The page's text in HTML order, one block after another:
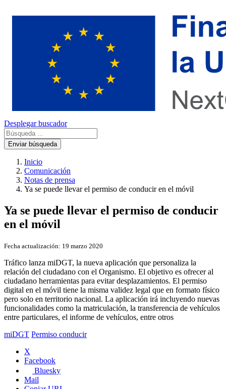
Desplegar buscador
Enviar búsqueda
Inicio
Comunicación
Notas de prensa
Ya se puede llevar el permiso de conducir en el móvil
Ya se puede llevar el permiso de conducir
en el móvil
Fecha actualización: 19 marzo 2020
Tráfico lanza miDGT, la nueva aplicación que personaliza la
relación del ciudadano con el Organismo. El objetivo es ofrecer al
ciudadano herramientas para evitar desplazamientos. El permiso
digital en el móvil tiene la misma validez legal que en formato físico
pero solo en territorio nacional. La aplicación irá incluyendo nuevas
funcionalidades como la matriculación, la transferencia de vehículos
entre particulares, el informe de vehículos, entre otros
miDGT Permiso conducir
X
Facebook
Bluesky
Mail